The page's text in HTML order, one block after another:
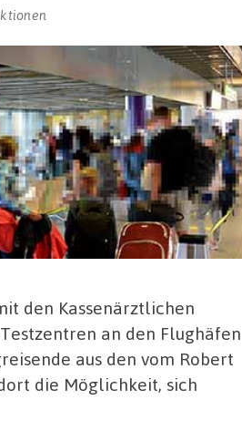
den Kassenärztlichen
an den Flughäfen
aus den vom Robert
die Möglichkeit, sich